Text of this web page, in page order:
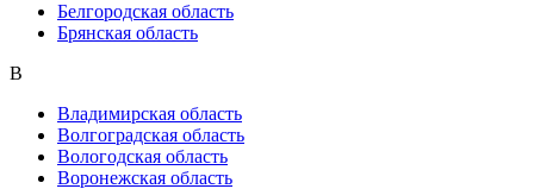
Белгородская область
Брянская область
В
Владимирская область
Волгоградская область
Вологодская область
Воронежская область